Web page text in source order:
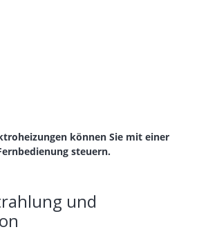
können Sie mit einer
steuern.
und